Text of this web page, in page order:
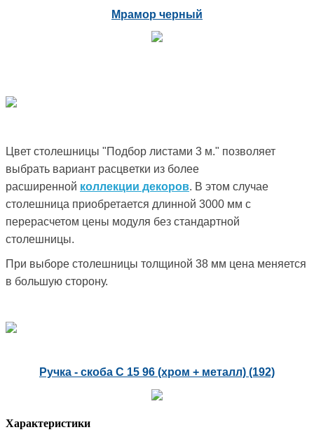
Мрамор черный
Цвет столешницы "Подбор листами 3 м." позволяет
выбрать вариант расцветки из более
расширенной коллекции декоров. В этом случае
столешница приобретается длинной 3000 мм с
перерасчетом цены модуля без стандартной
столешницы.
При выборе столешницы толщиной 38 мм цена меняется
в большую сторону.
Ручка - скоба С 15 96 (хром + металл) (192)
Характеристики